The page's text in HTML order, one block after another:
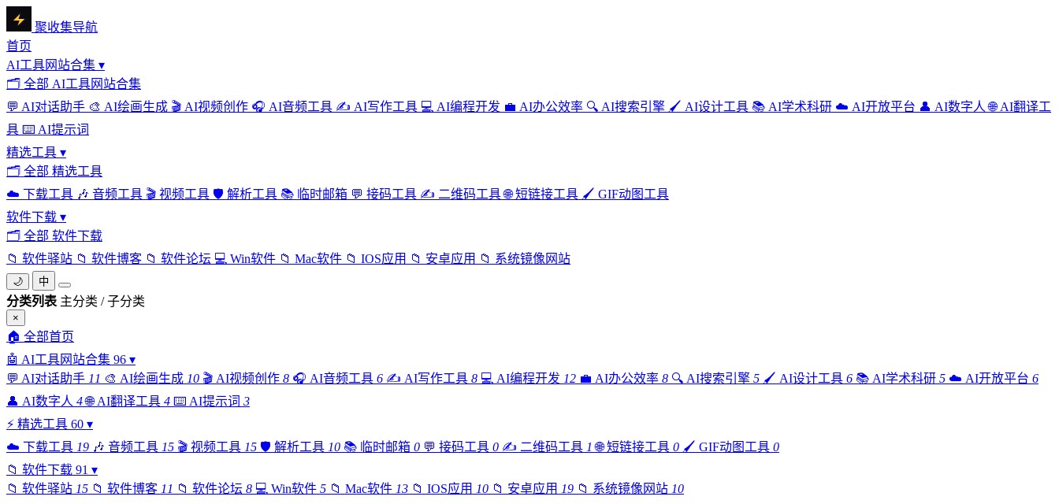
聚收集导航
首页
AI工具网站合集 ▾
🗂 全部 AI工具网站合集
💬 AI对话助手 🎨 AI绘画生成 🎬 AI视频创作 🎧 AI音频工具 ✍️ AI写作工具 💻 AI编程开发 💼 AI办公效率 🔍 AI搜索引擎 🖌️ AI设计工具 📚 AI学术科研 ☁️ AI开放平台 👤 AI数字人 🌐 AI翻译工
具 ⌨️ AI提示词
精选工具 ▾
🗂 全部 精选工具
☁️ 下载工具 🎶 音频工具 🎬 视频工具 🛡️ 解析工具 📚 临时邮箱 💬 接码工具 ✍️ 二维码工具 🌐 短链接工具 🖌️ GIF动图工具
软件下载 ▾
🗂 全部 软件下载
📁 软件驿站 📁 软件博客 📁 软件论坛 💻 Win软件 📁 Mac软件 📁 IOS应用 📁 安卓应用 📁 系统镜像网站
🌙 中
分类列表 主分类 / 子分类
×
🏠 全部首页
🤖 AI工具网站合集 96 ▾
💬 AI对话助手 11 🎨 AI绘画生成 10 🎬 AI视频创作 8 🎧 AI音频工具 6 ✍️ AI写作工具 8 💻 AI编程开发 12 💼 AI办公效率 8 🔍 AI搜索引擎 5 🖌️ AI设计工具 6 📚 AI学术科研 5 ☁️ AI开放平台 6
👤 AI数字人 4 🌐 AI翻译工具 4 ⌨️ AI提示词 3
⚡ 精选工具 60 ▾
☁️ 下载工具 19 🎶 音频工具 15 🎬 视频工具 15 🛡️ 解析工具 10 📚 临时邮箱 0 💬 接码工具 0 ✍️ 二维码工具 1 🌐 短链接工具 0 🖌️ GIF动图工具 0
📁 软件下载 91 ▾
📁 软件驿站 15 📁 软件博客 11 📁 软件论坛 8 💻 Win软件 5 📁 Mac软件 13 📁 IOS应用 10 📁 安卓应用 19 📁 系统镜像网站 10